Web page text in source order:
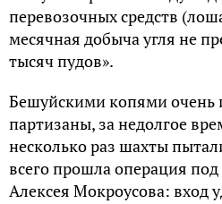
перевозочных средств
месячная добыча угля не
тысяч пудов».
Бешуйскими копями очень
партизаны, за недолгое
несколько раз шахты
всего прошла операция
Алексея Мокроусова: вход